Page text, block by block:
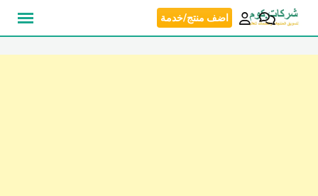
انتقل
اضف منتج/خدمة